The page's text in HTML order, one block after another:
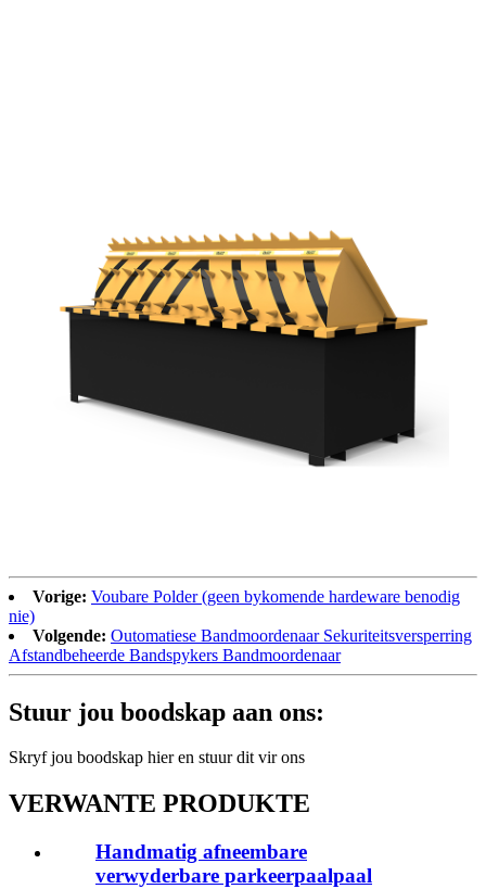
Vorige: Voubare Polder (geen bykomende hardeware benodig
nie)
Volgende: Outomatiese Bandmoordenaar Sekuriteitsversperring
Afstandbeheerde Bandspykers Bandmoordenaar
Stuur jou boodskap aan ons:
Skryf jou boodskap hier en stuur dit vir ons
VERWANTE PRODUKTE
Handmatig afneembare
verwyderbare parkeerpaalpaal